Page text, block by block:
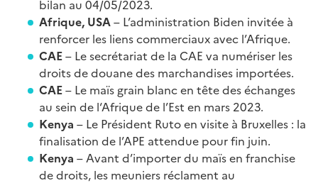
bilan au 04/05/2023.
Afrique, USA– L’administration Biden invitée à
renforcer les liens commerciaux avec l’Afrique.
CAE– Le secrétariat de la CAE va numériser les
droits de douane des marchandises importées.
CAE– Le maïs grain blanc en tête des échanges
au sein de l‘Afrique de l’Est en mars 2023.
Kenya – Le Président Ruto en visite à Bruxelles : la
finalisation de l’APE attendue pour fin juin.
Kenya – Avant d’importer du maïs en franchise
de droits, les meuniers réclament au